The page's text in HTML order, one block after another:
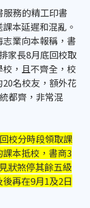
服務的精工印書
本延遲和混亂。
業向本報稱，書
家長8月底回校取
，且不齊全，校
名校友，額外花
都齊，非常混
校分時段領取課
本抵校，書商3
狀煞停其餘五級
再在9月1及2日